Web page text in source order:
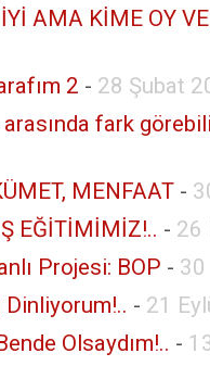
İYİ AMA KİME OY
2 - 28 Şubat
fark
MENFAAT -
EĞİTİMİMİZ!.. - 26
Projesi: BOP - 30
- 21
Olsaydım!.. -